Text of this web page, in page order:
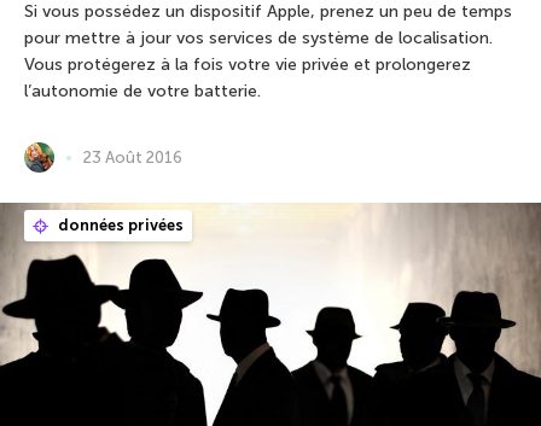
Si vous possédez un dispositif Apple, prenez un peu de temps
pour mettre à jour vos services de système de localisation.
Vous protégerez à la fois votre vie privée et prolongerez
l’autonomie de votre batterie.
23 Août 2016
données privées